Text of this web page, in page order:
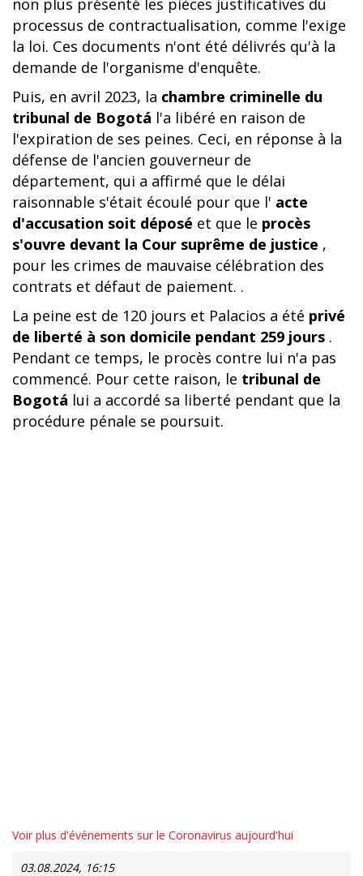
non plus présenté les pièces justificatives du
processus de contractualisation, comme l'exige
la loi. Ces documents n'ont été délivrés qu'à la
demande de l'organisme d'enquête.
Puis, en avril 2023, la chambre criminelle du
tribunal de Bogotá l'a libéré en raison de
l'expiration de ses peines. Ceci, en réponse à la
défense de l'ancien gouverneur de
département, qui a affirmé que le délai
raisonnable s'était écoulé pour que l' acte
d'accusation soit déposé et que le procès
s'ouvre devant la Cour suprême de justice ,
pour les crimes de mauvaise célébration des
contrats et défaut de paiement. .
La peine est de 120 jours et Palacios a été privé
de liberté à son domicile pendant 259 jours .
Pendant ce temps, le procès contre lui n'a pas
commencé. Pour cette raison, le tribunal de
Bogotá lui a accordé sa liberté pendant que la
procédure pénale se poursuit.
Voir plus d'événements sur le Coronavirus aujourd'hui
03.08.2024, 16:15